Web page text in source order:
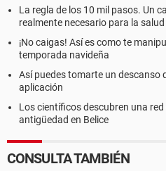
La regla de los 10 mil pasos. Un
realmente necesario para la salud
¡No caigas! Así es como te
temporada navideña
Así puedes tomarte un descanso
aplicación
Los científicos descubren una
antigüedad en Belice
CONSULTA TAMBIÉN